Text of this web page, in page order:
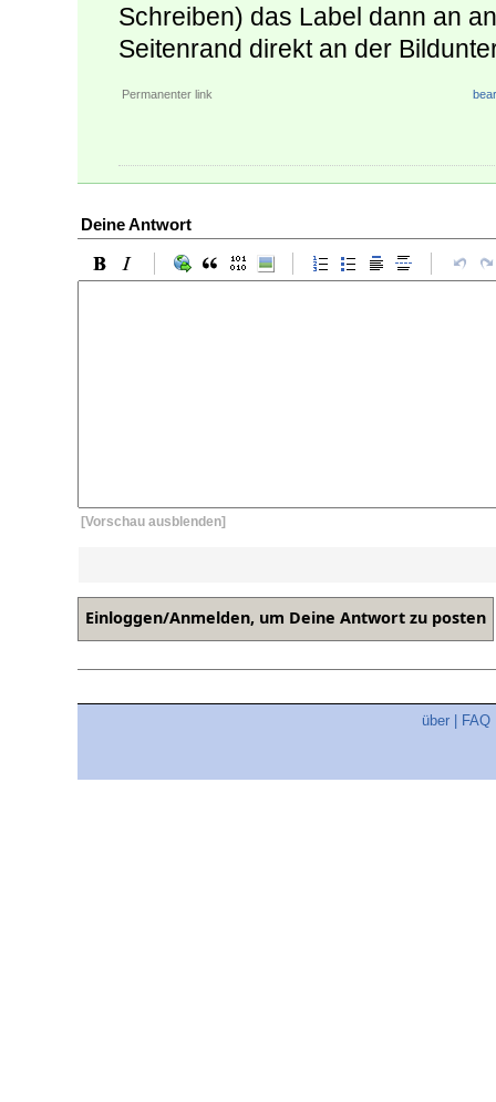
Schreiben) das Label dann an
Seitenrand direkt an der
Permanenter link
Deine Antwort
[Vorschau ausblenden]
über FAQ